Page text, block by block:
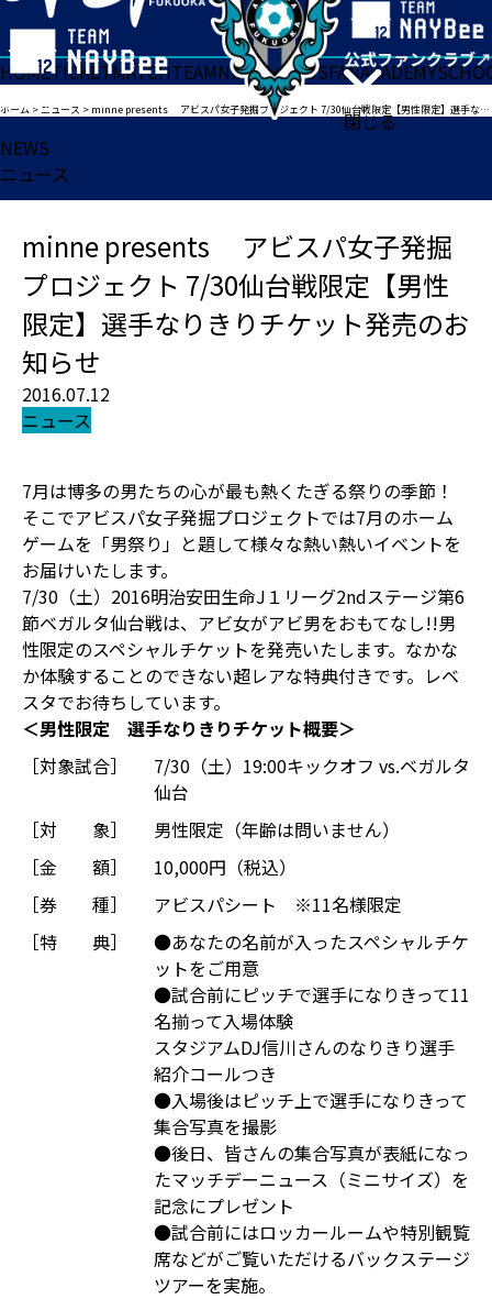
閉じる
HOMETICKETMATCHTEAMNEWSGOODSFANACADEMY
ホーム >ニュース > minne presents アビスパ女子発掘プロジェクト 7/30仙台戦限定【男性限定】選手なりきりチケット発売のお知らせ
NEWS
ニュース
minne presents アビスパ女子発掘
プロジェクト 7/30仙台戦限定【男性
限定】選手なりきりチケット発売のお
知らせ
2016.07.12
ニュース
7月は博多の男たちの心が最も熱くたぎる祭りの季節！
そこでアビスパ女子発掘プロジェクトでは7月のホーム
ゲームを「男祭り」と題して様々な熱い熱いイベントを
お届けいたします。
7/30（土）2016明治安田生命J１リーグ2ndステージ第6
節ベガルタ仙台戦は、アビ女がアビ男をおもてなし!!男
性限定のスペシャルチケットを発売いたします。なかな
か体験することのできない超レアな特典付きです。レベ
スタでお待ちしています。
＜男性限定 選手なりきりチケット概要＞
［対象試合］
7/30（土）19:00キックオフ vs.ベガルタ
仙台
［対 象］
男性限定（年齢は問いません）
［金 額］
10,000円（税込）
［券 種］
アビスパシート ※11名様限定
［特 典］
●あなたの名前が入ったスペシャルチケ
ットをご用意
●試合前にピッチで選手になりきって11
名揃って入場体験
スタジアムDJ信川さんのなりきり選手
紹介コールつき
●入場後はピッチ上で選手になりきって
集合写真を撮影
●後日、皆さんの集合写真が表紙になっ
たマッチデーニュース（ミニサイズ）を
記念にプレゼント
●試合前にはロッカールームや特別観覧
席などがご覧いただけるバックステージ
ツアーを実施。